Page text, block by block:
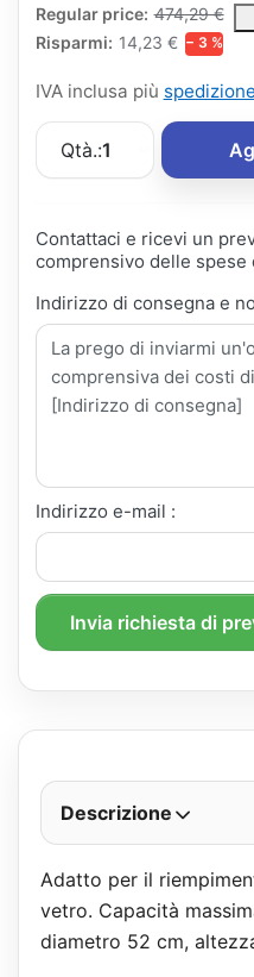
Regular price: 474,29 €
The Regular Price is the
Risparmi: 14,23 € − 3 %
IVA inclusa più spedizione
Qtà.:1
Contattaci e ricevi un
comprensivo delle spese
Indirizzo di consegna e
Indirizzo e-mail :
Invia richiesta di
Descrizione
Adatto per il
vetro. Capacità
diametro 52 cm,